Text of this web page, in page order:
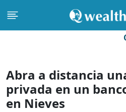
Abra a distancia
privada en un
en Nieves